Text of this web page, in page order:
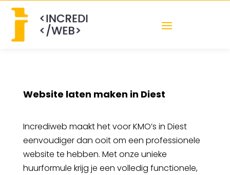
Website laten maken in Diest
Incrediweb maakt het voor KMO’s in Diest
eenvoudiger dan ooit om een professionele
website te hebben. Met onze unieke
huurformule krijg je een volledig functionele,